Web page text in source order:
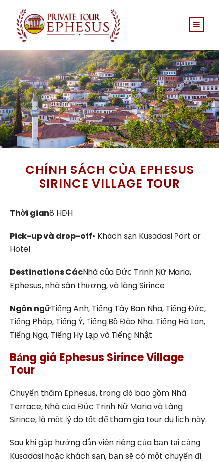
CHÍNH SÁCH CỦA EPHESUS
SIRINCE VILLAGE TOUR
Thời gian8 HĐH
Pick-up và drop-off• Khách sạn Kusadasi Port or
Hotel
Destinations CácNhà của Đức Trinh Nữ Maria,
Ephesus, nhà sân thượng, và làng Sirince
Ngôn ngữTiếng Anh, Tiếng Tây Ban Nha, Tiếng Đức,
Tiếng Pháp, Tiếng Ý, Tiếng Bồ Đào Nha, Tiếng Hà Lan,
Tiếng Nga, Tiếng Hy Lạp và Tiếng Nhật
Bảng giá Ephesus Sirince Village
Tour
Chuyến thăm Ephesus, trong đó bao gồm Nhà
Terrace, Nhà của Đức Trinh Nữ Maria và Làng
Sirince, là một lý do tốt để tham gia tour du lịch này.
Sau khi gặp hướng dẫn viên riêng của bạn tại cảng
Kusadasi hoặc khách sạn, bạn sẽ có một chuyến đi